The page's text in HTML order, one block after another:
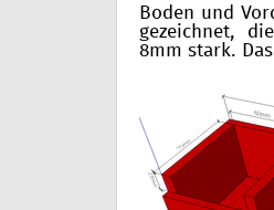
Boden und
gezeichnet,
8mm stark.